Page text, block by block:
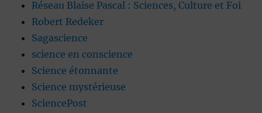
Réseau Blaise Pascal : Sciences, Culture et Foi
Robert Redeker
Sagascience
science en conscience
Science étonnante
Science mystérieuse
SciencePost